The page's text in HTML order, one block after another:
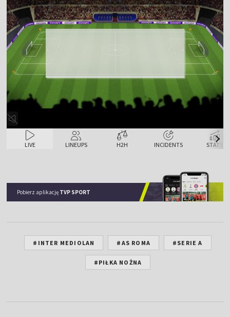
LIVE LINEUPS H2H INCIDENTS STATS
Pobierz aplikację TVP SPORT
#INTER MEDIOLAN #AS ROMA #SERIE A
#PIŁKA NOŻNA